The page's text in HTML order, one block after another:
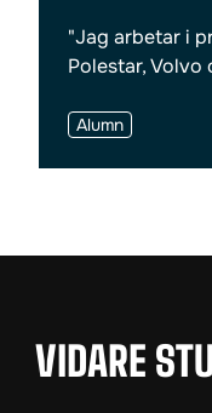
"Jag arbetar i
Polestar, Volvo
Alumn
VIDARE